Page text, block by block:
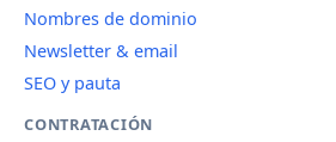
Nombres de dominio
Newsletter & email
SEO y pauta
CONTRATACIÓN